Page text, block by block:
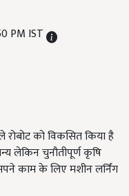
PM IST
को विकसित किया है
लेकिन चुनौतीपूर्ण कृषि
काम के लिए मशीन लर्निंग